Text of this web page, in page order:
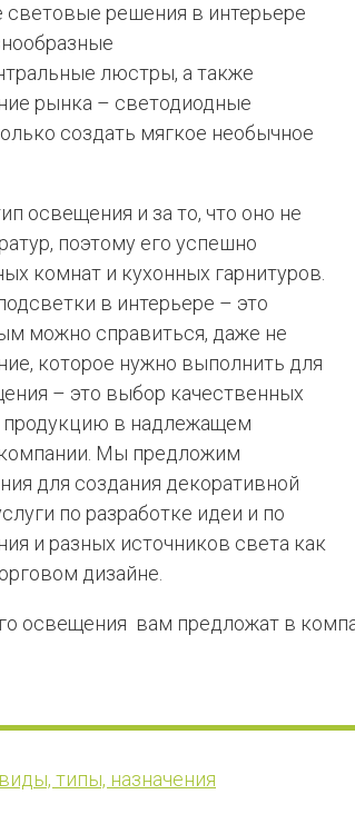
световые решения в интерьере
люстры, а также
рынка – светодиодные
создать мягкое необычное
освещения и за то, что оно не
поэтому его успешно
комнат и кухонных гарнитуров.
в интерьере – это
можно справиться, даже не
которое нужно выполнить для
– это выбор качественных
продукцию в надлежащем
Мы предложим
для создания декоративной
по разработке идеи и по
и разных источников света как
дизайне.
освещения вам предложат в
типы, назначения